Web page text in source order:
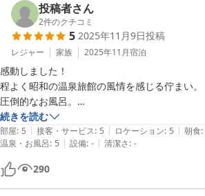
投稿者さん
2件のクチコミ
5 2025年11月9日投稿
レジャー 家族 2025年11月宿泊
感動しました！
程よく昭和の温泉旅館の風情を感じる佇まい。
圧倒的なお風呂。
洗練された創作料理の数々。
超絶に美味いです！
たまたま閑散とした週末で、独占的に満喫しま
室との事で人気も頷けます。
世間から隔絶された秘湯的立地で、疲れを癒す
続きを読む
部屋: 5 | 接客・サービス: 5 | ロケーション: 5 | 朝食:
温泉・お風呂: 5 | 設備: - | 清潔さ: -
290